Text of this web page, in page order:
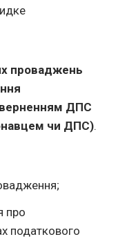
проваджень
ДПС
чи ДПС).
про
податкового